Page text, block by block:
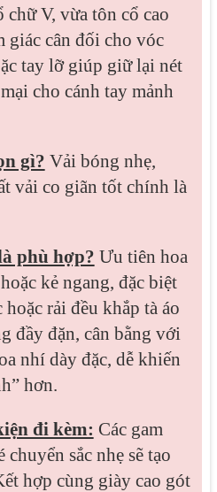
chữ V, vừa tôn cổ cao
giác cân đối cho vóc
tay lỡ giúp giữ lại nét
cho cánh tay mảnh
gì? Vải bóng nhẹ,
vải co giãn tốt chính là
phù hợp? Ưu tiên hoa
kẻ ngang, đặc biệt
rải đều khắp tà áo
đầy đặn, cân bằng với
nhí dày đặc, dễ khiến
hơn.
đi kèm: Các gam
chuyển sắc nhẹ sẽ tạo
hợp cùng giày cao gót